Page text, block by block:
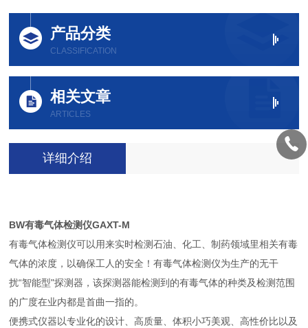
产品分类
CLASSIFICATION
相关文章
ARTICLES
详细介绍
BW有毒气体检测仪GAXT-M
有毒气体检测仪可以用来实时检测石油、化工、制药领域里相关有毒
气体的浓度，以确保工人的安全！有毒气体检测仪为生产的无干
扰“智能型"探测器，该探测器能检测到的有毒气体的种类及检测范围
的广度在业内都是首曲一指的。
便携式仪器以专业化的设计、高质量、体积小巧美观、高性价比以及